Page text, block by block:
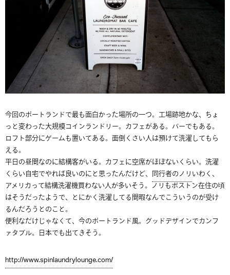
今回のポートランドで最も面白かった場所の一つ。工場跡地かな、ちょ
っと変わった大規模コインランドリー。カフェがある。バーでもある。
ロフト部分にゲームも置いてある。面倒くさい人は預けて洗濯してもら
える。
平日の昼間なのに結構客がいる。カフェに空席がほぼないくらい。洗濯
くらい自宅でやれば良いのにと思ったんだけど、 同行者のノリいわく、
アメリカって結構洗濯機買わない人が多いそう。ノリもボストン在住の頃
はそうだったようで、とにかく洗濯してる間暇なんでこういうのが受け
るんだろうとのこと。
便利なだけじゃなくて、今のポートランド風。グッドデザインでカンフ
ァタブル。日本でも出てきそう。
http://www.spinlaundrylounge.com/